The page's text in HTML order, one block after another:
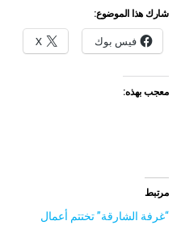
شارك هذا الموضوع:
فيس بوك X
معجب بهذه:
مرتبط
“غرفة الشارقة” تختتم أعمال